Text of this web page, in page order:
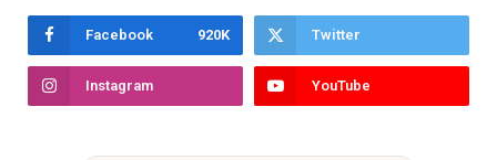
Facebook 920K Twitter
Instagram YouTube